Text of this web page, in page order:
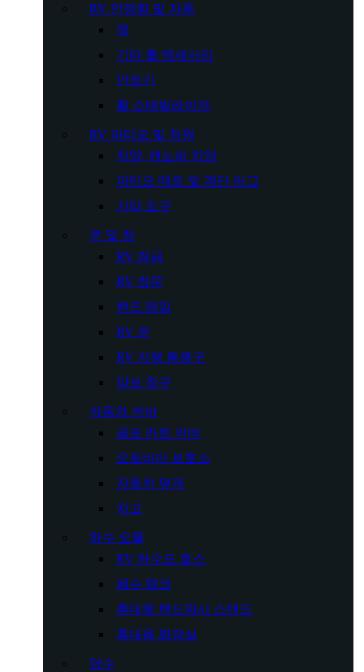
RV 안정화 및 자동
잭
기타 휠 액세서리
안정기
휠 스태빌라이저
RV 파티오 및 정원
차양, 캐노피 차양
파티오 매트 및 계단 러그
기타 도구
문 및 창
RV 잠금
RV 창문
핸드 레일
RV 문
RV 지붕 통풍구
양보 창구
자동차 커버
골프 카트 커버
오토바이 보호소
자동차 덮개
차고
하수 오물
RV 하수도 호스
폐수 탱크
휴대용 핸드워시 스탠드
휴대용 화장실
담수